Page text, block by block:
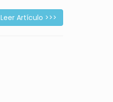
Leer Artículo >>>